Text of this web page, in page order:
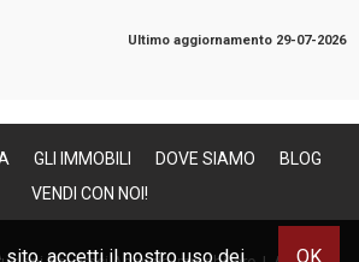
Ultimo aggiornamento 29-07-2026
GLI IMMOBILI DOVE SIAMO
BLOG
VENDI CON NOI!
accetti il nostro uso dei OK